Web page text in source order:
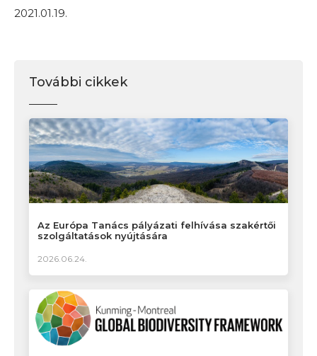
2021.01.19.
További cikkek
Az Európa Tanács pályázati felhívása szakértői
szolgáltatások nyújtására
2026.06.24.